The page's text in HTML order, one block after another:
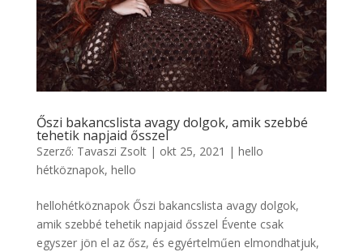
Őszi bakancslista avagy dolgok, amik szebbé
tehetik napjaid ősszel
Szerző: Tavaszi Zsolt| okt 25, 2021 | hello
hétköznapok, hello
hellohétköznapok Őszi bakancslista avagy dolgok,
amik szebbé tehetik napjaid ősszel Évente csak
egyszer jön el az ősz, és egyértelműen elmondhatjuk,